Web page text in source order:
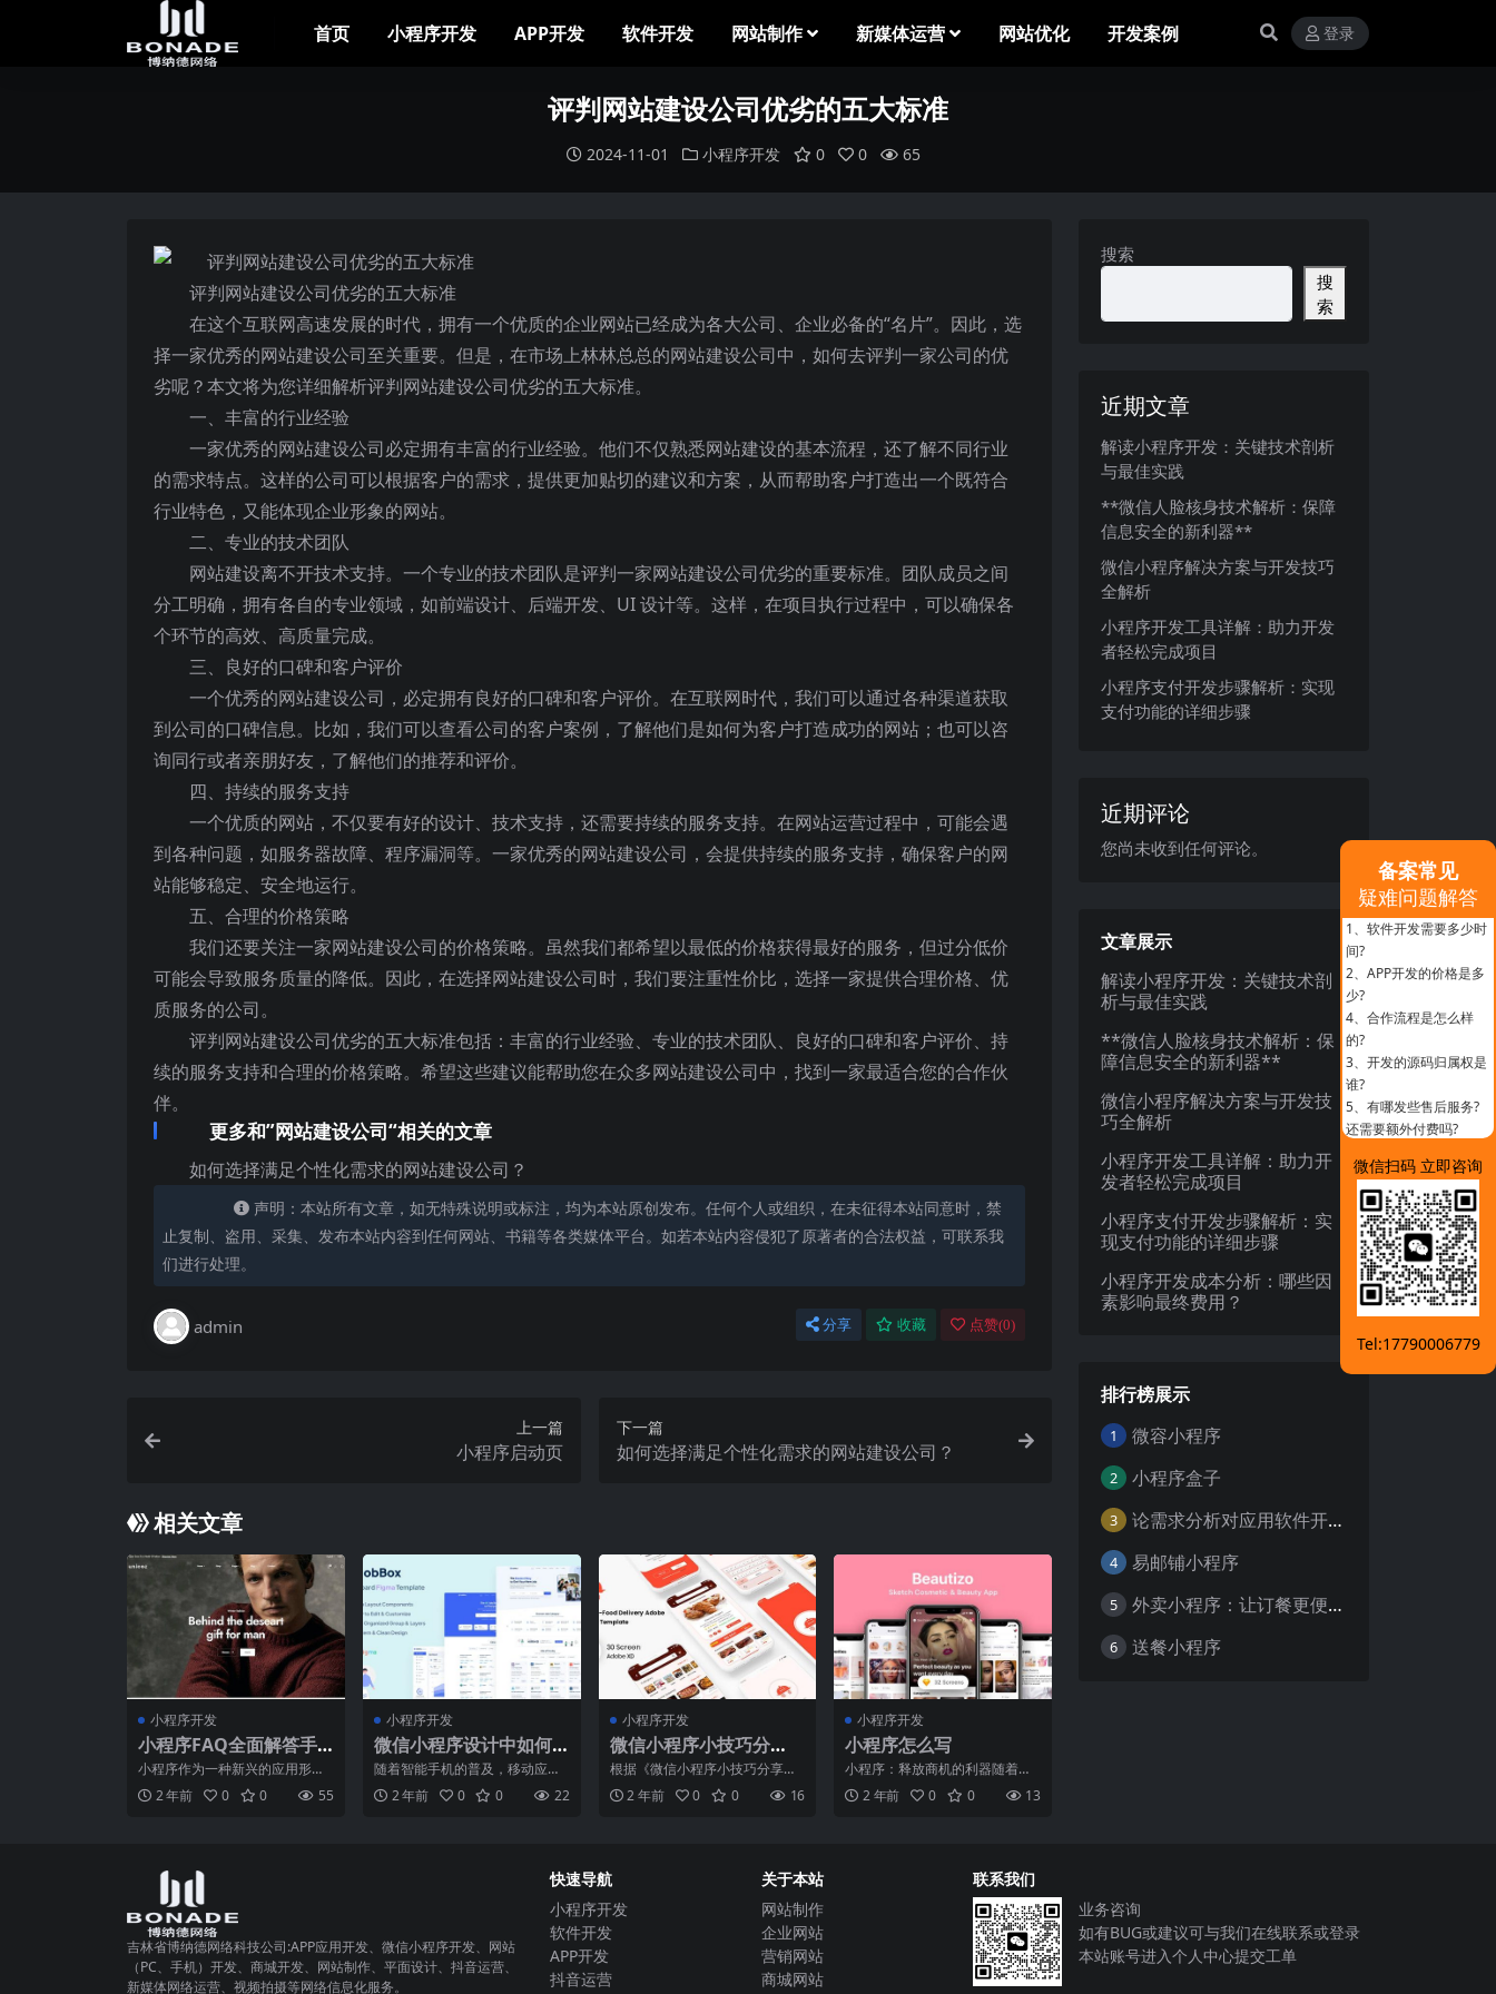
首页 小程序开发 APP开发 软件开发 网站制作 新媒体运营 网站优化 开发案例 登录
评判网站建设公司优劣的五大标准
2024-11-01 小程序开发 0 0 65
评判网站建设公司优劣的五大标准
在这个互联网高速发展的时代，拥有一个优质的企业网站已经成为各大公司、企业必备的“名片”。因此，选
择一家优秀的网站建设公司至关重要。但是，在市场上林林总总的网站建设公司中，如何去评判一家公司的优
劣呢？本文将为您详细解析评判网站建设公司优劣的五大标准。
一、丰富的行业经验
一家优秀的网站建设公司必定拥有丰富的行业经验。他们不仅熟悉网站建设的基本流程，还了解不同行业
的需求特点。这样的公司可以根据客户的需求，提供更加贴切的建议和方案，从而帮助客户打造出一个既符合
行业特色，又能体现企业形象的网站。
二、专业的技术团队
网站建设离不开技术支持。一个专业的技术团队是评判一家网站建设公司优劣的重要标准。团队成员之间
分工明确，拥有各自的专业领域，如前端设计、后端开发、UI 设计等。这样，在项目执行过程中，可以确保各
个环节的高效、高质量完成。
三、良好的口碑和客户评价
一个优秀的网站建设公司，必定拥有良好的口碑和客户评价。在互联网时代，我们可以通过各种渠道获取
到公司的口碑信息。比如，我们可以查看公司的客户案例，了解他们是如何为客户打造成功的网站；也可以咨
询同行或者亲朋好友，了解他们的推荐和评价。
四、持续的服务支持
一个优质的网站，不仅要有好的设计、技术支持，还需要持续的服务支持。在网站运营过程中，可能会遇
到各种问题，如服务器故障、程序漏洞等。一家优秀的网站建设公司，会提供持续的服务支持，确保客户的网
站能够稳定、安全地运行。
五、合理的价格策略
我们还要关注一家网站建设公司的价格策略。虽然我们都希望以最低的价格获得最好的服务，但过分低价
可能会导致服务质量的降低。因此，在选择网站建设公司时，我们要注重性价比，选择一家提供合理价格、优
质服务的公司。
评判网站建设公司优劣的五大标准包括：丰富的行业经验、专业的技术团队、良好的口碑和客户评价、持
续的服务支持和合理的价格策略。希望这些建议能帮助您在众多网站建设公司中，找到一家最适合您的合作伙
伴。
更多和”网站建设公司“相关的文章
如何选择满足个性化需求的网站建设公司？
声明：本站所有文章，如无特殊说明或标注，均为本站原创发布。任何个人或组织，在未征得本站同意时，禁
止复制、盗用、采集、发布本站内容到任何网站、书籍等各类媒体平台。如若本站内容侵犯了原著者的合法权益，可联系我
们进行处理。
admin 分享 收藏 点赞(0)
上一篇
小程序启动页
下一篇
如何选择满足个性化需求的网站建设公司？
相关文章
小程序开发
小程序FAQ全面解答手
册，让你从入门到精通
小程序作为一种新兴的应用形
式，近年来火热发展，成为许多
企业和个人创业者的首要推荐
2 年前 0 0 55
小程序开发
微信小程序设计中如何
合理利用组件
随着智能手机的普及，移动应用
程序的需求也越来越大。微信小
程序作为一种轻量级的应用
2 年前 0 0 22
小程序开发
微信小程序小技巧分
享：让开发更轻松
根据《微信小程序小技巧分享：
让开发更轻松》来创作一篇0字的
软文，我们能够深刻感受
2 年前 0 0 16
小程序开发
小程序怎么写
小程序：释放商机的利器随着移
动互联网的快速发展，小程序正
逐渐成为了企业拓展市场、
2 年前 0 0 13
搜索
搜
索
近期文章
解读小程序开发：关键技术剖析
与最佳实践
**微信人脸核身技术解析：保障
信息安全的新利器**
微信小程序解决方案与开发技巧
全解析
小程序开发工具详解：助力开发
者轻松完成项目
小程序支付开发步骤解析：实现
支付功能的详细步骤
近期评论
您尚未收到任何评论。
文章展示
解读小程序开发：关键技术剖
析与最佳实践
**微信人脸核身技术解析：保
障信息安全的新利器**
微信小程序解决方案与开发技
巧全解析
小程序开发工具详解：助力开
发者轻松完成项目
小程序支付开发步骤解析：实
现支付功能的详细步骤
小程序开发成本分析：哪些因
素影响最终费用？
排行榜展示
1 微容小程序
2 小程序盒子
3 论需求分析对应用软件开发的重要性
4 易邮铺小程序
5 外卖小程序：让订餐更便捷，吃货的福音
6 送餐小程序
吉林省博纳德网络科技公司:APP应用开发、微信小程序开发、网站
（PC、手机）开发、商城开发、网站制作、平面设计、抖音运营、
新媒体网络运营、视频拍摄等网络信息化服务。
快速导航
小程序开发
软件开发
APP开发
抖音运营
关于本站
网站制作
企业网站
营销网站
商城网站
联系我们
业务咨询
如有BUG或建议可与我们在线联系或登录
本站账号进入个人中心提交工单
备案常见
疑难问题解答
1、 软件开发需要多少时
间?
2、 APP开发的价格是多
少?
4、 合作流程是怎么样
的?
3、 开发的源码归属权是
谁?
5、 有哪发些售后服务?
还需要额外付费吗?
微信扫码 立即咨询
Tel:17790006779